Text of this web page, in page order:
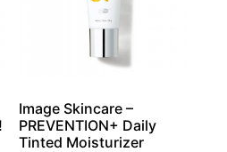
Image Skincare –
PREVENTION+ Daily
Tinted Moisturizer